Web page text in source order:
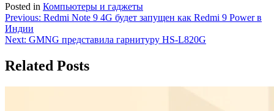
Posted in Компьютеры и гаджеты
Навигация
по
Previous: Redmi Note 9 4G будет запущен как Redmi 9 Power в
Индии
Next: GMNG представила гарнитуру HS-L820G
Related Posts